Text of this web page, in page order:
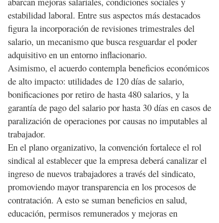
estabilidad laboral. Entre sus aspectos más destacados
figura la incorporación de revisiones trimestrales del
salario, un mecanismo que busca resguardar el poder
adquisitivo en un entorno inflacionario.
Asimismo, el acuerdo contempla beneficios económicos
de alto impacto: utilidades de 120 días de salario,
bonificaciones por retiro de hasta 480 salarios, y la
garantía de pago del salario por hasta 30 días en casos de
paralización de operaciones por causas no imputables al
trabajador.
En el plano organizativo, la convención fortalece el rol
sindical al establecer que la empresa deberá canalizar el
ingreso de nuevos trabajadores a través del sindicato,
promoviendo mayor transparencia en los procesos de
contratación. A esto se suman beneficios en salud,
educación, permisos remunerados y mejoras en